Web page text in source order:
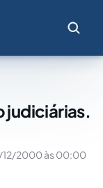
judiciárias.
12/2000 às 00:00